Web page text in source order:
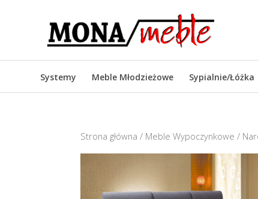
Systemy Meble Młodzieżowe Sypialnie/Łóżka
Strona główna / Meble Wypoczynkowe /